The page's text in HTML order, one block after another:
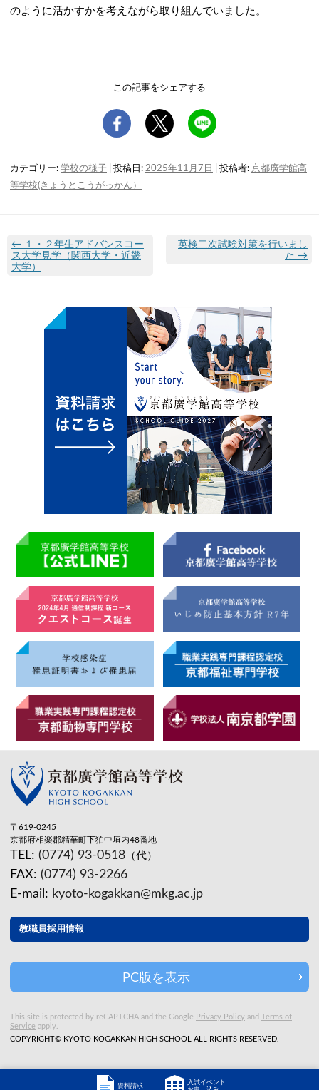
のように活かすかを考えながら取り組んでいました。
この記事をシェアする
カテゴリー: 学校の様子 | 投稿日: 2025年11月7日 投稿者: 京都廣学館高
等学校(きょうとこうがっかん）
← １・２年生アドバンスコー
ス大学見学（関西大学・近畿
大学）
英検二次試験対策を行いまし
た →
〒619-0245
京都府相楽郡精華町下狛中垣内48番地
TEL: (0774) 93-0518 （代）
FAX: (0774) 93-2266
E-mail: kyoto-kogakkan@mkg.ac.jp
教職員採用情報
PC版を表示
This site is protected by reCAPTCHA and the Google Privacy Policy and Terms of
Service apply.
COPYRIGHT© KYOTO KOGAKKAN HIGH SCHOOL ALL RIGHTS RESERVED.
資料請求
入試イベント